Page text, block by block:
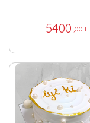
5400 ,00 TL